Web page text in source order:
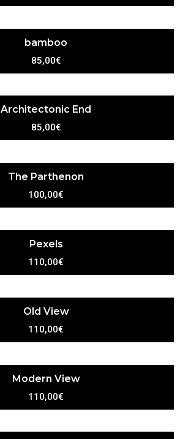
bamboo
85,00€
Architectonic End
85,00€
The Parthenon
100,00€
Pexels
110,00€
Old View
110,00€
Modern View
110,00€